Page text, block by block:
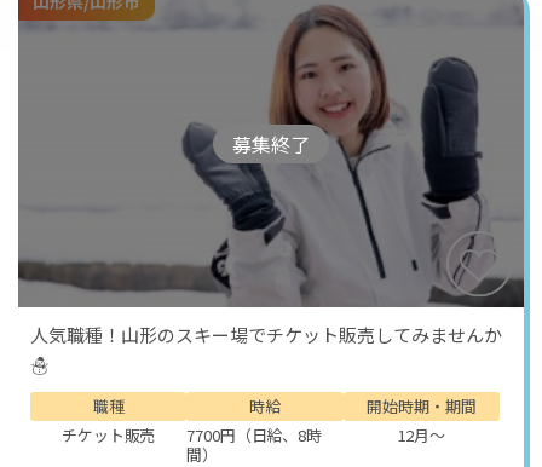
募集終了
人気職種！山形のスキー場でチケット販売してみませんか
☃
職種
チケット販売
時給
7700円（日給、8時
間）
開始時期・期間
12月～